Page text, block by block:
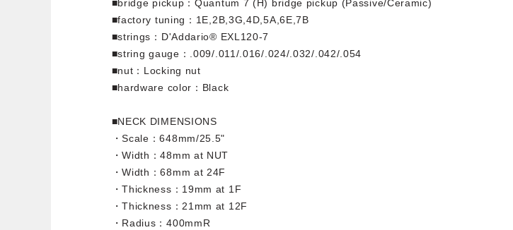
■bridge pickup：Quantum 7 (H) bridge pickup (Passive/Ceramic)
■factory tuning：1E,2B,3G,4D,5A,6E,7B
■strings：D'Addario® EXL120-7
■string gauge：.009/.011/.016/.024/.032/.042/.054
■nut：Locking nut
■hardware color：Black
■NECK DIMENSIONS
・Scale：648mm/25.5"
・Width：48mm at NUT
・Width：68mm at 24F
・Thickness：19mm at 1F
・Thickness：21mm at 12F
・Radius：400mmR